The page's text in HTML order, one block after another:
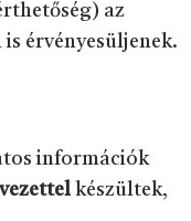
az
érvényesüljenek.
információk
készültek,